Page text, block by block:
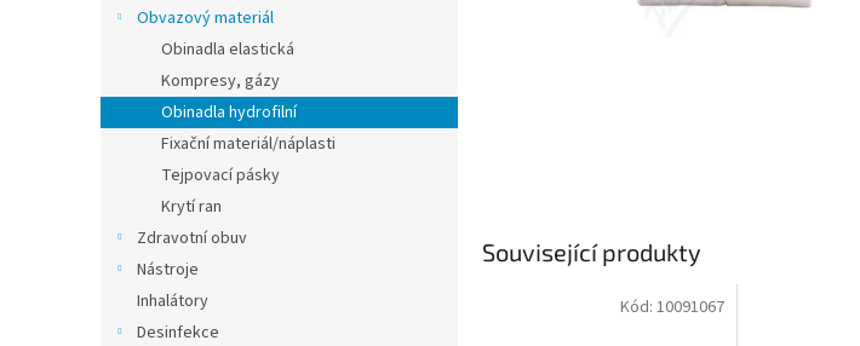
Obvazový materiál
Obinadla elastická
Kompresy, gázy
Obinadla hydrofilní
Fixační materiál/náplasti
Tejpovací pásky
Krytí ran
Zdravotní obuv
Nástroje
Inhalátory
Desinfekce
Související produkty
Kód: 10091067